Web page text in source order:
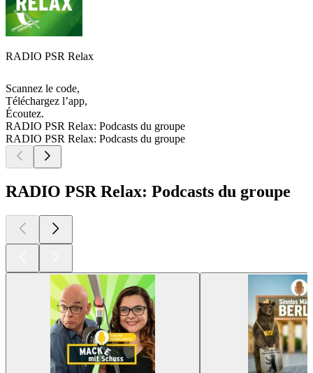
RADIO PSR Relax
Scannez le code,
Téléchargez l’app,
Écoutez.
RADIO PSR Relax: Podcasts du groupe
RADIO PSR Relax: Podcasts du groupe
RADIO PSR Relax: Podcasts du groupe